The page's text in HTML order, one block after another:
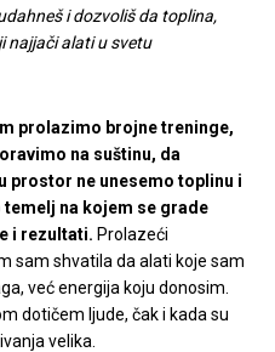
i dozvoliš da toplina,
najjači alati u svetu
prolazimo brojne treninge,
na suštinu, da
prostor ne unesemo toplinu i
na kojem se grade
i rezultati. Prolazeći
sam shvatila da alati koje sam
već energija koju donosim.
dotičem ljude, čak i kada su
velika.